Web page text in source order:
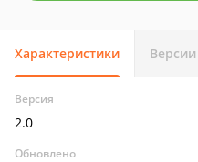
Характеристики Версии
Версия
2.0
Обновлено